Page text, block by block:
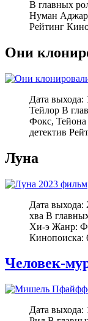
В главных
Нуман Аджар
Рейтинг
Они
Дата
Тейлор В
Фокс,
детектив
Луна
Дата выхода:
хва В
Хи-э Жанр:
Кинопоиска:
Человек-
Дата выхода: